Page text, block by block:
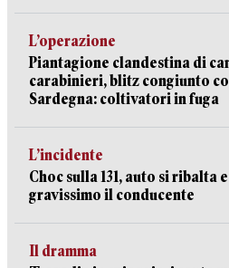
L’operazione
Piantagione clandestina di
carabinieri, blitz congiunto
Sardegna: coltivatori in fuga
L’incidente
Choc sulla 131, auto si ribalta
gravissimo il conducente
Il dramma